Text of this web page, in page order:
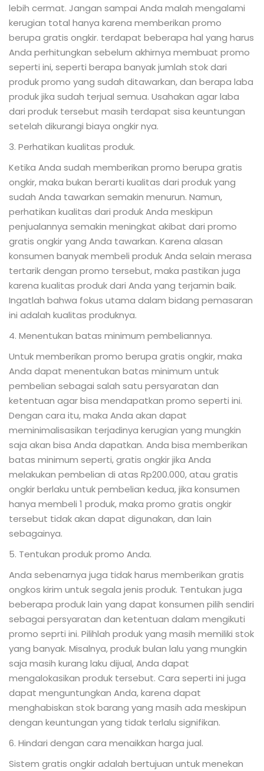
lebih cermat. Jangan sampai Anda malah mengalami
kerugian total hanya karena memberikan promo
berupa gratis ongkir. terdapat beberapa hal yang harus
Anda perhitungkan sebelum akhirnya membuat promo
seperti ini, seperti berapa banyak jumlah stok dari
produk promo yang sudah ditawarkan, dan berapa laba
produk jika sudah terjual semua. Usahakan agar laba
dari produk tersebut masih terdapat sisa keuntungan
setelah dikurangi biaya ongkir nya.
3. Perhatikan kualitas produk.
Ketika Anda sudah memberikan promo berupa gratis
ongkir, maka bukan berarti kualitas dari produk yang
sudah Anda tawarkan semakin menurun. Namun,
perhatikan kualitas dari produk Anda meskipun
penjualannya semakin meningkat akibat dari promo
gratis ongkir yang Anda tawarkan. Karena alasan
konsumen banyak membeli produk Anda selain merasa
tertarik dengan promo tersebut, maka pastikan juga
karena kualitas produk dari Anda yang terjamin baik.
Ingatlah bahwa fokus utama dalam bidang pemasaran
ini adalah kualitas produknya.
4. Menentukan batas minimum pembeliannya.
Untuk memberikan promo berupa gratis ongkir, maka
Anda dapat menentukan batas minimum untuk
pembelian sebagai salah satu persyaratan dan
ketentuan agar bisa mendapatkan promo seperti ini.
Dengan cara itu, maka Anda akan dapat
meminimalisasikan terjadinya kerugian yang mungkin
saja akan bisa Anda dapatkan. Anda bisa memberikan
batas minimum seperti, gratis ongkir jika Anda
melakukan pembelian di atas Rp200.000, atau gratis
ongkir berlaku untuk pembelian kedua, jika konsumen
hanya membeli 1 produk, maka promo gratis ongkir
tersebut tidak akan dapat digunakan, dan lain
sebagainya.
5. Tentukan produk promo Anda.
Anda sebenarnya juga tidak harus memberikan gratis
ongkos kirim untuk segala jenis produk. Tentukan juga
beberapa produk lain yang dapat konsumen pilih sendiri
sebagai persyaratan dan ketentuan dalam mengikuti
promo seprti ini. Pilihlah produk yang masih memiliki stok
yang banyak. Misalnya, produk bulan lalu yang mungkin
saja masih kurang laku dijual, Anda dapat
mengalokasikan produk tersebut. Cara seperti ini juga
dapat menguntungkan Anda, karena dapat
menghabiskan stok barang yang masih ada meskipun
dengan keuntungan yang tidak terlalu signifikan.
6. Hindari dengan cara menaikkan harga jual.
Sistem gratis ongkir adalah bertujuan untuk menekan